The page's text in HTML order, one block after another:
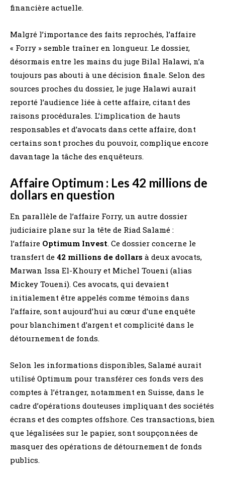
financière actuelle.
Malgré l’importance des faits reprochés, l’affaire
« Forry » semble traîner en longueur. Le dossier,
désormais entre les mains du juge Bilal Halawi, n’a
toujours pas abouti à une décision finale. Selon des
sources proches du dossier, le juge Halawi aurait
reporté l’audience liée à cette affaire, citant des
raisons procédurales. L’implication de hauts
responsables et d’avocats dans cette affaire, dont
certains sont proches du pouvoir, complique encore
davantage la tâche des enquêteurs.
Affaire Optimum : Les 42 millions de
dollars en question
En parallèle de l’affaire Forry, un autre dossier
judiciaire plane sur la tête de Riad Salamé :
l’affaire Optimum Invest. Ce dossier concerne le
transfert de 42 millions de dollars à deux avocats,
Marwan Issa El-Khoury et Michel Toueni (alias
Mickey Toueni). Ces avocats, qui devaient
initialement être appelés comme témoins dans
l’affaire, sont aujourd’hui au cœur d’une enquête
pour blanchiment d’argent et complicité dans le
détournement de fonds.
Selon les informations disponibles, Salamé aurait
utilisé Optimum pour transférer ces fonds vers des
comptes à l’étranger, notamment en Suisse, dans le
cadre d’opérations douteuses impliquant des sociétés
écrans et des comptes offshore. Ces transactions, bien
que légalisées sur le papier, sont soupçonnées de
masquer des opérations de détournement de fonds
publics.